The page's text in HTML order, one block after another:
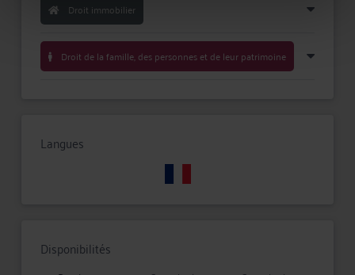
Droit immobilier
Droit de la famille, des personnes et de leur patrimoine
Langues
Disponibilités